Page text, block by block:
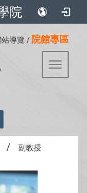
院
站導覽 / 院館專區
Toggle
副教授